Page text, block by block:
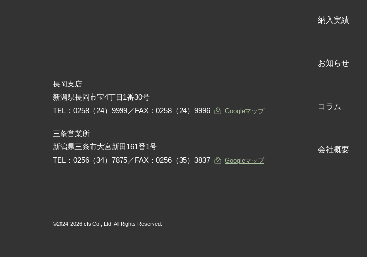
長岡支店
新潟県長岡市宝4丁目1番30号
TEL： 0258（24）9999／FAX：0258（24）9996 Googleマップ
三条営業所
新潟県三条市大宮新田161番1号
TEL： 0256（34）7875／FAX：0256（35）3837 Googleマップ
納入実績
お知らせ
コラム
会社概要
©2024-2026 cfs Co., Ltd. All Rights Reserved.